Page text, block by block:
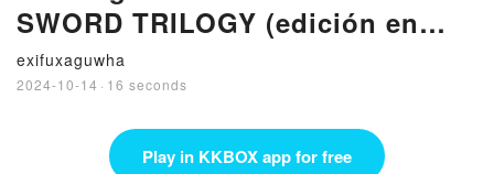
SWORD TRILOGY (edición en
inglés) | Descarga Libros Gratis
(PDF - EPUB)
exifuxaguwha
2024-10-14 · 16 seconds
Play in KKBOX app for free